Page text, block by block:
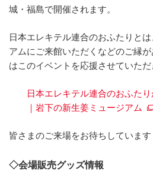
城・福島で開催されます。
日本エレキテル連合のおふたりと
アムにご来館いただくなどのご縁が
はこのイベントを応援させていただ
日本エレキテル連合のおふた
｜岩下の新生姜ミュージアム
皆さまのご来場をお待ちしています
◇会場販売グッズ情報